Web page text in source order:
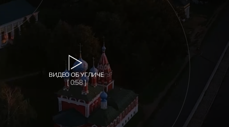
ВИДЕО ОБ УГЛИЧЕ
[ 0:58 ]